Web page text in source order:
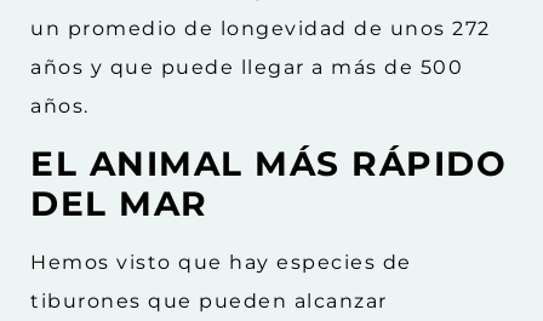
un promedio de longevidad de unos 272
años y que puede llegar a más de 500
años.
EL ANIMAL MÁS RÁPIDO
DEL MAR
Hemos visto que hay especies de
tiburones que pueden alcanzar